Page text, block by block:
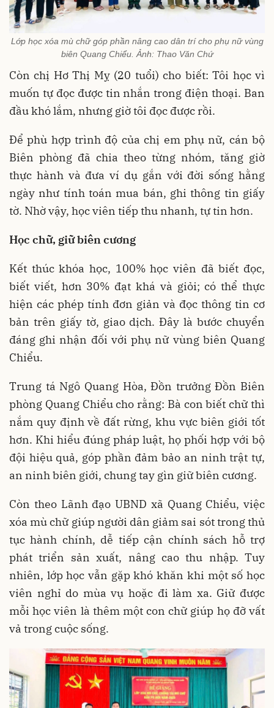
Lớp học xóa mù chữ góp phần nâng cao dân trí cho phụ nữ vùng
biên Quang Chiểu. Ảnh: Thao Văn Chứ
Còn chị Hơ Thị Mỵ (20 tuổi) cho biết: Tôi học vì
muốn tự đọc được tin nhắn trong điện thoại. Ban
đầu khó lắm, nhưng giờ tôi đọc được rồi.
Để phù hợp trình độ của chị em phụ nữ, cán bộ
Biên phòng đã chia theo từng nhóm, tăng giờ
thực hành và đưa ví dụ gắn với đời sống hằng
ngày như tính toán mua bán, ghi thông tin giấy
tờ. Nhờ vậy, học viên tiếp thu nhanh, tự tin hơn.
Học chữ, giữ biên cương
Kết thúc khóa học, 100% học viên đã biết đọc,
biết viết, hơn 30% đạt khá và giỏi; có thể thực
hiện các phép tính đơn giản và đọc thông tin cơ
bản trên giấy tờ, giao dịch. Đây là bước chuyển
đáng ghi nhận đối với phụ nữ vùng biên Quang
Chiểu.
Trung tá Ngô Quang Hòa, Đồn trưởng Đồn Biên
phòng Quang Chiểu cho rằng: Bà con biết chữ thì
nắm quy định về đất rừng, khu vực biên giới tốt
hơn. Khi hiểu đúng pháp luật, họ phối hợp với bộ
đội hiệu quả, góp phần đảm bảo an ninh trật tự,
an ninh biên giới, chung tay gìn giữ biên cương.
Còn theo Lãnh đạo UBND xã Quang Chiểu, việc
xóa mù chữ giúp người dân giảm sai sót trong thủ
tục hành chính, dễ tiếp cận chính sách hỗ trợ
phát triển sản xuất, nâng cao thu nhập. Tuy
nhiên, lớp học vẫn gặp khó khăn khi một số học
viên nghỉ do mùa vụ hoặc đi làm xa. Giữ được
mỗi học viên là thêm một con chữ giúp họ đỡ vất
vả trong cuộc sống.